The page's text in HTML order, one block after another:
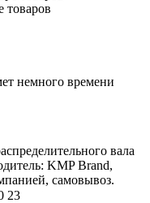
товаров
немного времени
вала
KMP Brand,
самовывоз.
23